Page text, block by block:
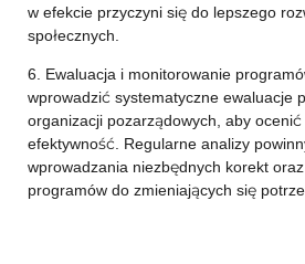
w efekcie przyczyni się do lepszego
społecznych.
6. Ewaluacja i monitorowanie
wprowadzić systematyczne ewaluacje
organizacji pozarządowych, aby
efektywność. Regularne analizy
wprowadzania niezbędnych korekt
programów do zmieniających się